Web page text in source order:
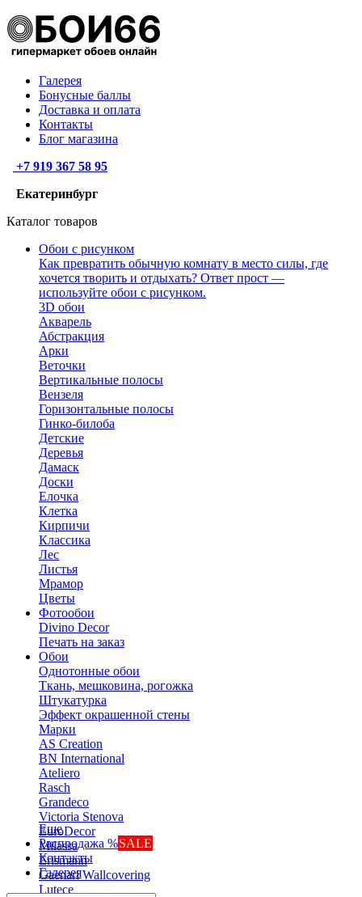
Галерея
Бонусные баллы
Доставка и оплата
Контакты
Блог магазина
+7 919 367 58 95
Екатеринбург
Каталог товаров
Обои с рисунком
Как превратить обычную комнату в место силы, где
хочется творить и отдыхать? Ответ прост —
используйте обои с рисунком.
3D обои
Акварель
Абстракция
Арки
Веточки
Вертикальные полосы
Вензеля
Горизонтальные полосы
Гинко-билоба
Детские
Деревья
Дамаск
Доски
Елочка
Клетка
Кирпичи
Классика
Лес
Листья
Мрамор
Цветы
Фотообои
Divino Decor
Печать на заказ
Обои
Однотонные обои
Ткань, мешковина, рогожка
Штукатурка
Эффект окрашенной стены
Марки
AS Creation
BN International
Ateliero
Rasch
Grandeco
Victoria Stenova
EuroDecor
Milassa
Erismann
Gaenari Wallcovering
Lutece
Еще
Распродажа %SALE
Контакты
Галерея